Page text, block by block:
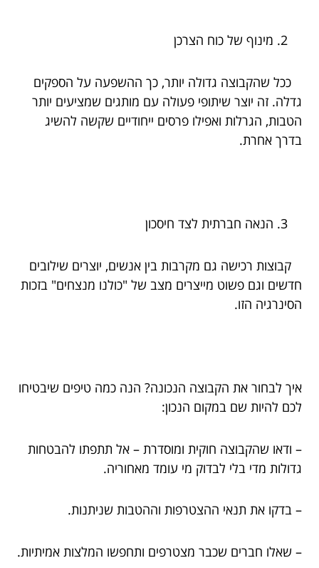
מינוף של כוח הצרכן
ככל שהקבוצה גדולה יותר, כך ההשפעה על הספקים
גדלה. זה יוצר שיתופי פעולה עם מותגים שמציעים יותר
הטבות, הגרלות ואפילו פרסים ייחודיים שקשה להשיג
בדרך אחרת.
הנאה חברתית לצד חיסכון
קבוצות רכישה גם מקרבות בין אנשים, יוצרים שילובים
חדשים וגם פשוט מייצרים מצב של "כולנו מנצחים" בזכות
הסינרגיה הזו.
איך לבחור את הקבוצה הנכונה? הנה כמה טיפים שיבטיחו
לכם להיות שם במקום הנכון:
– ודאו שהקבוצה חוקית ומוסדרת – אל תתפתו להבטחות
גדולות מדי בלי לבדוק מי עומד מאחוריה.
– בדקו את תנאי ההצטרפות וההטבות שניתנות.
– שאלו חברים שכבר מצטרפים ותחפשו המלצות אמיתיות.